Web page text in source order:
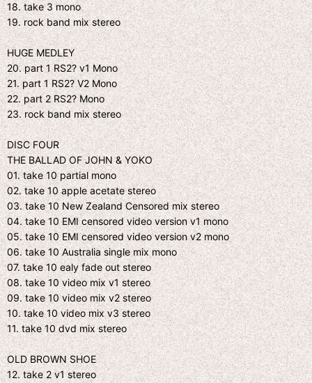
18. take 3 mono
19. rock band mix stereo
HUGE MEDLEY
20. part 1 RS2? v1 Mono
21. part 1 RS2? V2 Mono
22. part 2 RS2? Mono
23. rock band mix stereo
DISC FOUR
THE BALLAD OF JOHN & YOKO
01. take 10 partial mono
02. take 10 apple acetate stereo
03. take 10 New Zealand Censored mix stereo
04. take 10 EMI censored video version v1 mono
05. take 10 EMI censored video version v2 mono
06. take 10 Australia single mix mono
07. take 10 ealy fade out stereo
08. take 10 video mix v1 stereo
09. take 10 video mix v2 stereo
10. take 10 video mix v3 stereo
11. take 10 dvd mix stereo
OLD BROWN SHOE
12. take 2 v1 stereo